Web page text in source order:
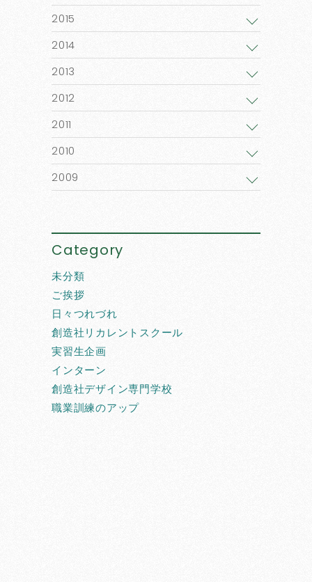
2015
2014
2013
2012
2011
2010
2009
Category
未分類
ご挨拶
日々つれづれ
創造社リカレントスクール
実習生企画
インターン
創造社デザイン専門学校
職業訓練のアップ